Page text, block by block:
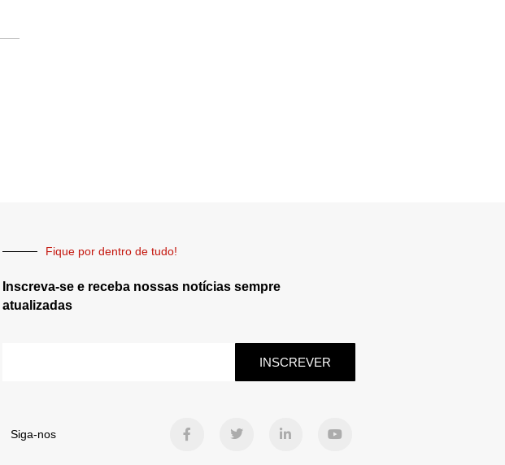
Fique por dentro de tudo!
Inscreva-se e receba nossas notícias sempre
atualizadas
INSCREVER
Siga-nos